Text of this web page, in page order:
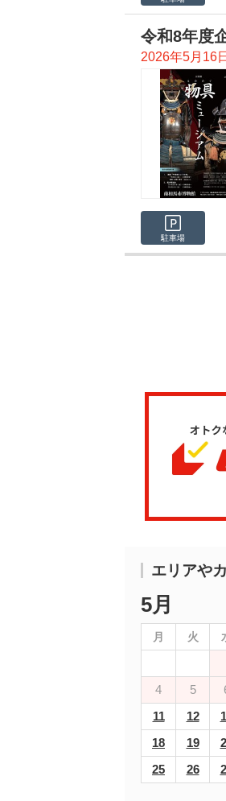
令和8年度
2026年5月16
駐車場
エリアや
5月
月 火
4
5
11
12
18
19
25
26